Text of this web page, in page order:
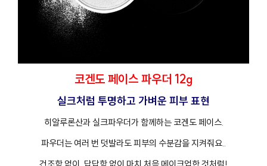
코겐도 페이스 파우더 12g
실크처럼 투명하고 가벼운 피부 표현
히알루론산과 실크파우더가 함께하는 코겐도 페이스.
파우더는 여러 번 덧발라도 피부의 수분감을 지켜줘요..